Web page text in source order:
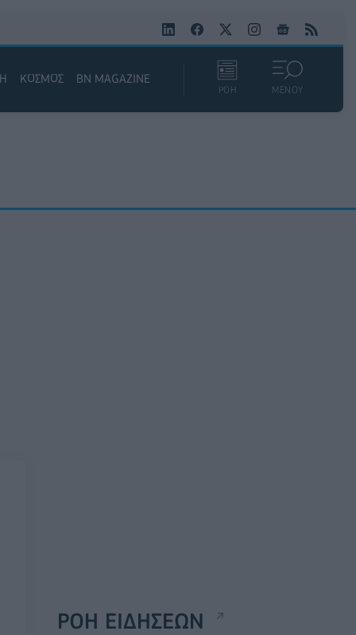
ΚΟΣΜΟΣ BN MAGAZINE
ΡΟΗ ΜΕΝΟΥ
ΡΟΗ ΕΙΔΗΣΕΩΝ